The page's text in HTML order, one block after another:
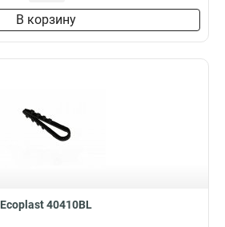
В корзину
Ecoplast 40410BL